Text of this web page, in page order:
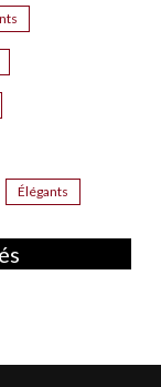
Élégants